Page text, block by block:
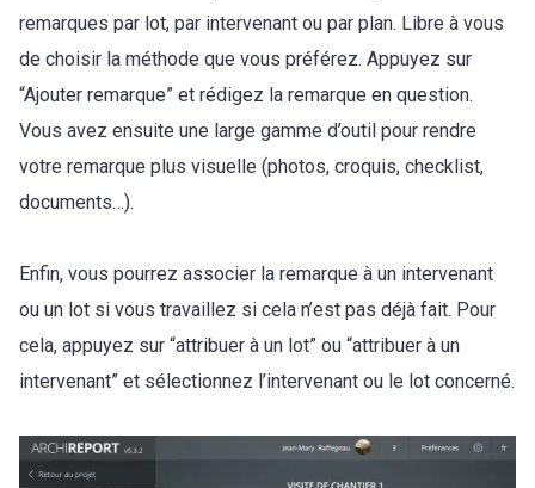
remarques par lot, par intervenant ou par plan. Libre à vous
de choisir la méthode que vous préférez. Appuyez sur
“Ajouter remarque” et rédigez la remarque en question.
Vous avez ensuite une large gamme d’outil pour rendre
votre remarque plus visuelle (photos, croquis, checklist,
documents…).
Enfin, vous pourrez associer la remarque à un intervenant
ou un lot si vous travaillez si cela n’est pas déjà fait. Pour
cela, appuyez sur “attribuer à un lot” ou “attribuer à un
intervenant” et sélectionnez l’intervenant ou le lot concerné.